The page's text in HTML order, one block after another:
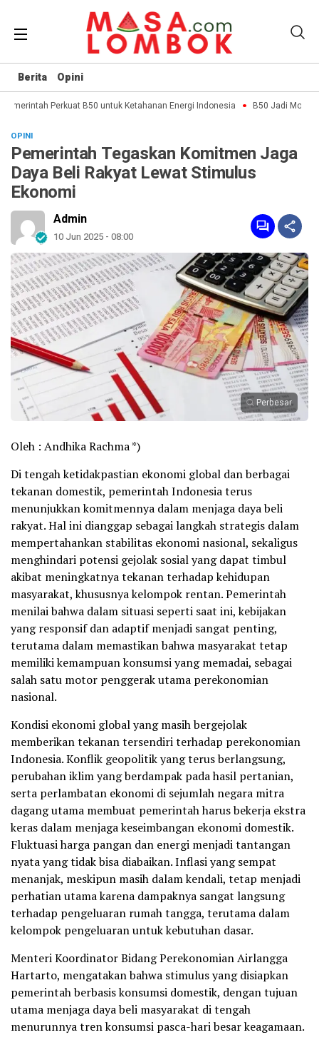
Berita Opini
Perkuat B50 untuk Ketahanan Energi Indonesia B50 Jadi
OPINI
Pemerintah Tegaskan Komitmen Jaga
Daya Beli Rakyat Lewat Stimulus
Ekonomi
Admin
10 Jun 2025 - 08:00
Perbesar
Oleh : Andhika Rachma *)
Di tengah ketidakpastian ekonomi global dan berbagai
tekanan domestik, pemerintah Indonesia terus
menunjukkan komitmennya dalam menjaga daya beli
rakyat. Hal ini dianggap sebagai langkah strategis dalam
mempertahankan stabilitas ekonomi nasional, sekaligus
menghindari potensi gejolak sosial yang dapat timbul
akibat meningkatnya tekanan terhadap kehidupan
masyarakat, khususnya kelompok rentan. Pemerintah
menilai bahwa dalam situasi seperti saat ini, kebijakan
yang responsif dan adaptif menjadi sangat penting,
terutama dalam memastikan bahwa masyarakat tetap
memiliki kemampuan konsumsi yang memadai, sebagai
salah satu motor penggerak utama perekonomian
nasional.
Kondisi ekonomi global yang masih bergejolak
memberikan tekanan tersendiri terhadap perekonomian
Indonesia. Konflik geopolitik yang terus berlangsung,
perubahan iklim yang berdampak pada hasil pertanian,
serta perlambatan ekonomi di sejumlah negara mitra
dagang utama membuat pemerintah harus bekerja ekstra
keras dalam menjaga keseimbangan ekonomi domestik.
Fluktuasi harga pangan dan energi menjadi tantangan
nyata yang tidak bisa diabaikan. Inflasi yang sempat
menanjak, meskipun masih dalam kendali, tetap menjadi
perhatian utama karena dampaknya sangat langsung
terhadap pengeluaran rumah tangga, terutama dalam
kelompok pengeluaran untuk kebutuhan dasar.
Menteri Koordinator Bidang Perekonomian Airlangga
Hartarto, mengatakan bahwa stimulus yang disiapkan
pemerintah berbasis konsumsi domestik, dengan tujuan
utama menjaga daya beli masyarakat di tengah
menurunnya tren konsumsi pasca-hari besar keagamaan.